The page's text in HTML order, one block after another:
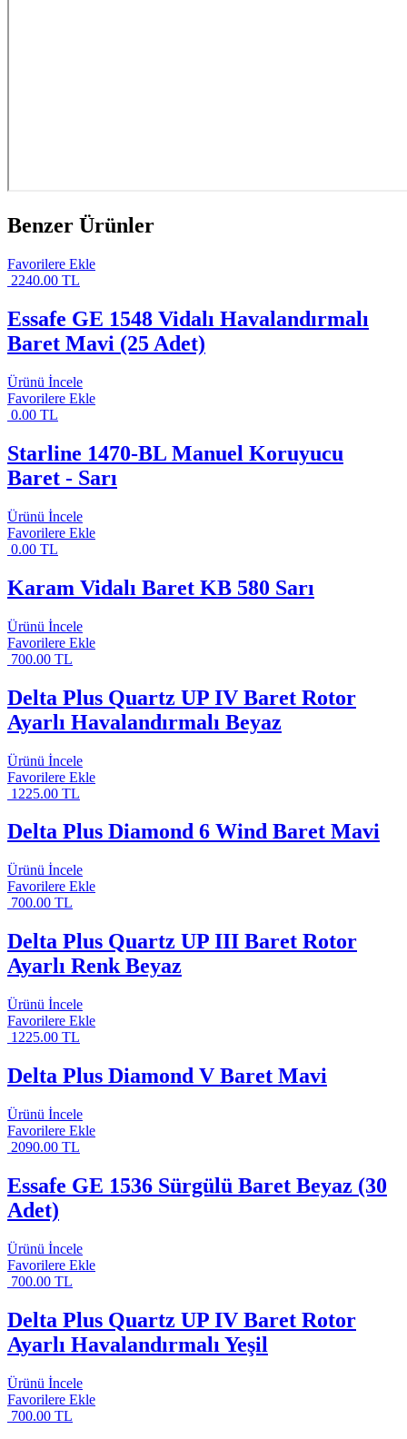
Benzer Ürünler
Favorilere Ekle
2240.00 TL
Essafe GE 1548 Vidalı Havalandırmalı
Baret Mavi (25 Adet)
Ürünü İncele
Favorilere Ekle
0.00 TL
Starline 1470-BL Manuel Koruyucu
Baret - Sarı
Ürünü İncele
Favorilere Ekle
0.00 TL
Karam Vidalı Baret KB 580 Sarı
Ürünü İncele
Favorilere Ekle
700.00 TL
Delta Plus Quartz UP IV Baret Rotor
Ayarlı Havalandırmalı Beyaz
Ürünü İncele
Favorilere Ekle
1225.00 TL
Delta Plus Diamond 6 Wind Baret Mavi
Ürünü İncele
Favorilere Ekle
700.00 TL
Delta Plus Quartz UP III Baret Rotor
Ayarlı Renk Beyaz
Ürünü İncele
Favorilere Ekle
1225.00 TL
Delta Plus Diamond V Baret Mavi
Ürünü İncele
Favorilere Ekle
2090.00 TL
Essafe GE 1536 Sürgülü Baret Beyaz (30
Adet)
Ürünü İncele
Favorilere Ekle
700.00 TL
Delta Plus Quartz UP IV Baret Rotor
Ayarlı Havalandırmalı Yeşil
Ürünü İncele
Favorilere Ekle
700.00 TL